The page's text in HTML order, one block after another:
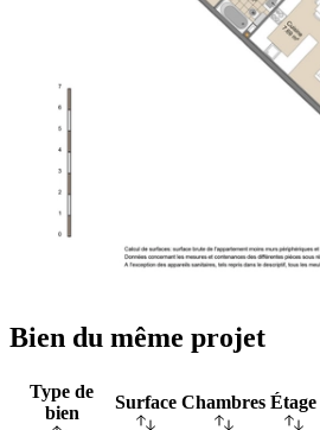
Bien du même projet
Type de
bien
Surface Chambres Étage